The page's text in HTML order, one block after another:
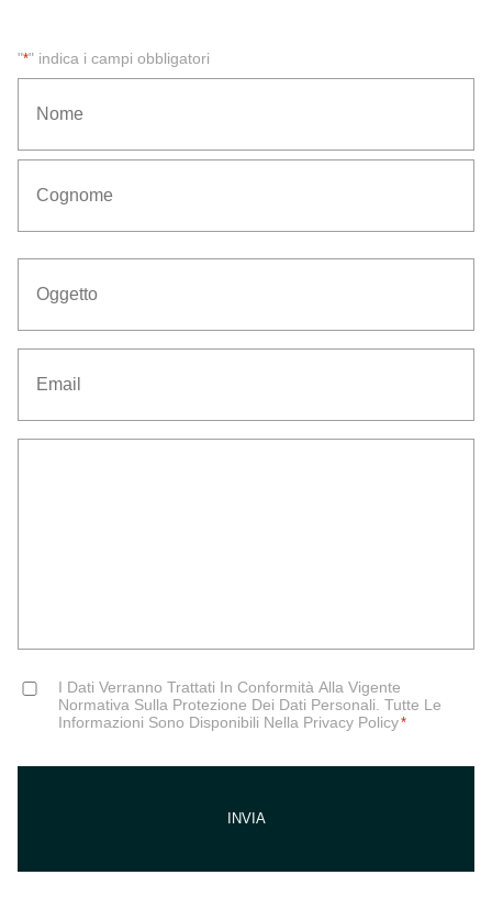
"*" indica i campi obbligatori
Nome
*
I Dati Verranno Trattati In Conformità Alla Vigente
Normativa Sulla Protezione Dei Dati Personali. Tutte Le
Informazioni Sono Disponibili Nella Privacy Policy*